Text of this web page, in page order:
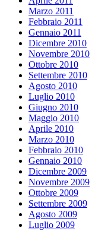
Marzo 2011
Febbraio 2011
Gennaio 2011
Dicembre 2010
Novembre 2010
Ottobre 2010
Settembre 2010
Agosto 2010
Luglio 2010
Giugno 2010
Maggio 2010
Aprile 2010
Marzo 2010
Febbraio 2010
Gennaio 2010
Dicembre 2009
Novembre 2009
Ottobre 2009
Settembre 2009
Agosto 2009
Luglio 2009